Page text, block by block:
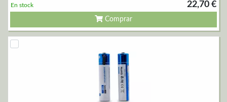
22,70 €
En stock
Comprar